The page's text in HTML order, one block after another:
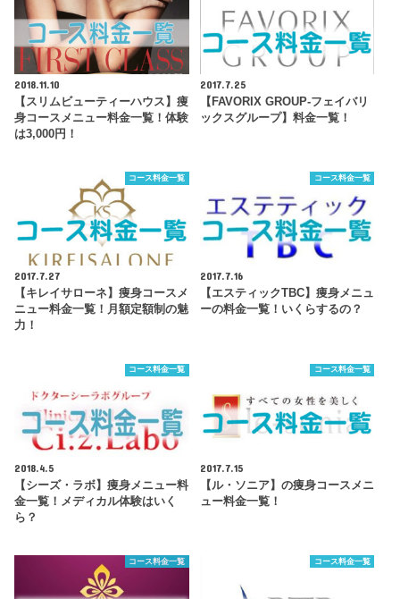
2018.11.10
【スリムビューティーハウス】痩
身コースメニュー料金一覧！体験
は3,000円！
2017.7.25
【FAVORIX GROUP-フェイバリ
ックスグループ】料金一覧！
コース料金一覧
2017.7.27
【キレイサローネ】痩身コースメ
ニュー料金一覧！月額定額制の魅
力！
コース料金一覧
2017.7.16
【エスティックTBC】痩身メニュ
ーの料金一覧！いくらするの？
コース料金一覧
2018.4.5
【シーズ・ラボ】痩身メニュー料
金一覧！メディカル体験はいく
ら？
コース料金一覧
2017.7.15
【ル・ソニア】の痩身コースメニ
ュー料金一覧！
コース料金一覧 コース料金一覧